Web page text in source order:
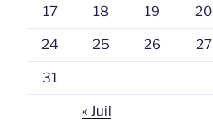
17 18 19 20
24 25 26 27
31
« Juil